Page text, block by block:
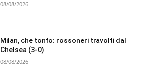
08/08/2026
Milan, che tonfo: rossoneri travolti dal
Chelsea (3-0)
08/08/2026